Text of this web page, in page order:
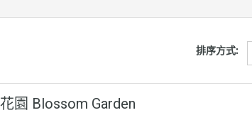
排序方式:
園 Blossom Garden